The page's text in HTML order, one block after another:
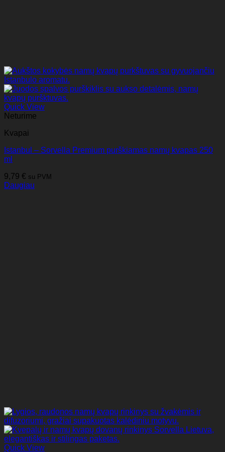
Quick View
Neturime
Kvapai
Istanbul – Sorvella Premium purškiamas namų kvapas 250
ml
9,79 € su PVM
Daugiau
Quick View